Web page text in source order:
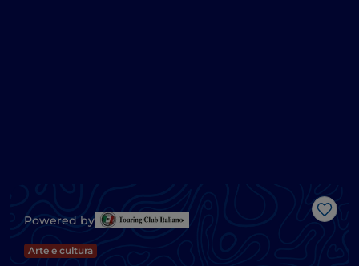
Like
Powered by
Arte e cultura